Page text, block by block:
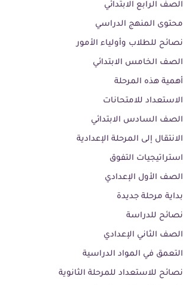
الصف الرابع الابتدائي
محتوى المنهج الدراسي
نصائح للطلاب وأولياء الأمور
الصف الخامس الابتدائي
أهمية هذه المرحلة
الاستعداد للامتحانات
الصف السادس الابتدائي
الانتقال إلى المرحلة الإعدادية
استراتيجيات التفوق
الصف الأول الإعدادي
بداية مرحلة جديدة
نصائح للدراسة
الصف الثاني الإعدادي
التعمق في المواد الدراسية
نصائح للاستعداد للمرحلة الثانوية